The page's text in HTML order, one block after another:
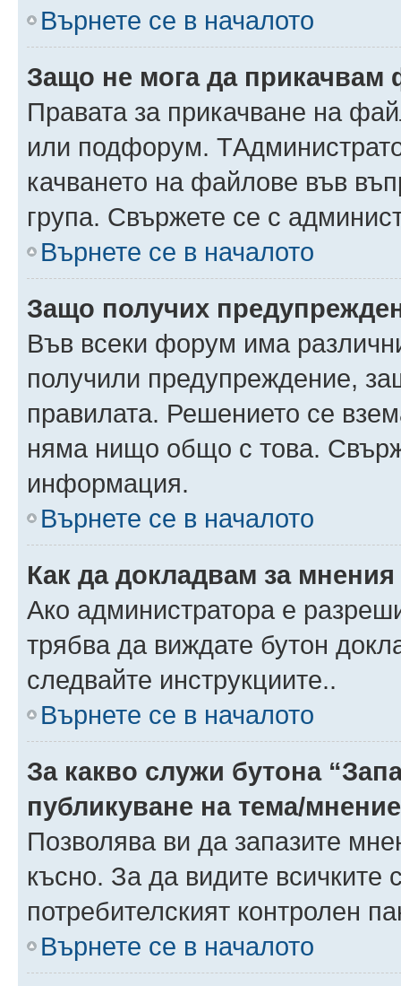
Върнете се в началото
Защо не мога да прикачвам
Правата за прикачване на
или подфорум.
качването на файлове във
група. Свържете се с
Върнете се в началото
Защо получих
Във всеки форум има
получили предупреждение,
правилата. Решението се
няма нищо общо с това.
информация.
Върнете се в началото
Как да докладвам за
Ако администратора е
трябва да виждате бутон
следвайте инструкциите..
Върнете се в началото
За какво служи бутона
публикуване на тема/
Позволява ви да запазите
късно. За да видите всичките
потребителският контролен
Върнете се в началото